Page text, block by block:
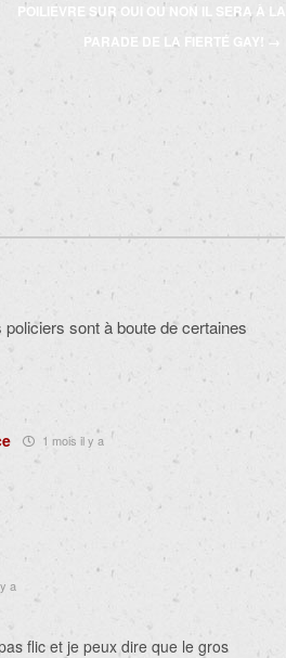
POILIEVRE SUR OUI OU NON IL SERA À LA
PARADE DE LA FIERTÉ GAY!
→
sont à boute de certaines
1 mois il y a
a
flic et je peux dire que le gros